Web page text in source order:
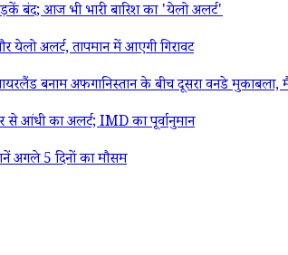
बंद; आज भी भारी बारिश का 'येलो अलर्ट'
अलर्ट, तापमान में आएगी गिरावट
अफगानिस्तान के बीच दूसरा वनडे मुकाबला, मैच
आंधी का अलर्ट; IMD का पूर्वानुमान
अगले 5 दिनों का मौसम